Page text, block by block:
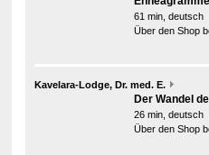
61 min, deutsch
Über den Shop
Kavelara-Lodge, Dr. med. E.
Der Wandel
26 min, deutsch
Über den Shop